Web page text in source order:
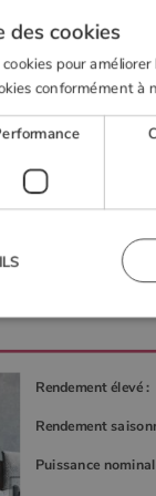
POELE
de France Turbo
Rendement élevé :
Rendement
Puissance
des cookies
pour
conformément à
habilitent des
YouTube